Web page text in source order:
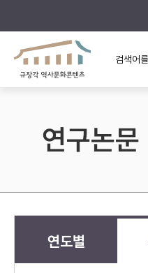
규장각의 어제와 오늘
규장각 소개영상
연구논문
연도별